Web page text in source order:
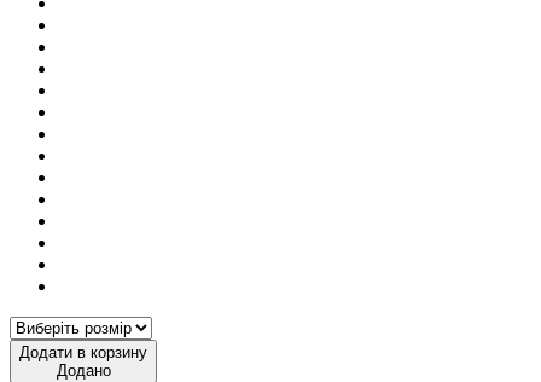
Додати в корзину
Додано